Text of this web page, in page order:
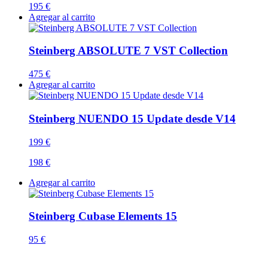
195 €
Agregar al carrito
Steinberg ABSOLUTE 7 VST Collection
475 €
Agregar al carrito
Steinberg NUENDO 15 Update desde V14
199 €
198 €
Agregar al carrito
Steinberg Cubase Elements 15
95 €